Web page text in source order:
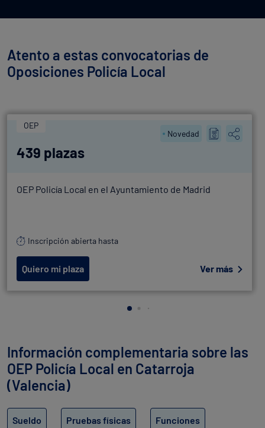
Atento a estas convocatorias de
Oposiciones Policía Local
OEP
Novedad
439 plazas
OEP Policía Local en el Ayuntamiento de Madrid
Inscripción abierta hasta
Quiero mi plaza Ver más
Información complementaria sobre las
OEP Policía Local en Catarroja
(Valencia)
Sueldo Pruebas físicas Funciones